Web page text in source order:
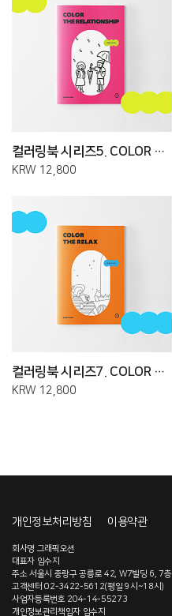
컬러링북 시리즈5. COLOR THE RELATIONSHIP
KRW 12,800
컬러링북 시리즈7. COLOR THE RELAX
KRW 12,800
개인정보처리방침 이용약관
회사명 그래픽오션
대표자 임수지
주소 서울시 중랑구 공릉로 42, W7빌딩 6, 7층
고객센터 02-3422-5612(평일 9시~18시)
사업자등록번호 204-14-55273
개인정보관리책임자 임수지